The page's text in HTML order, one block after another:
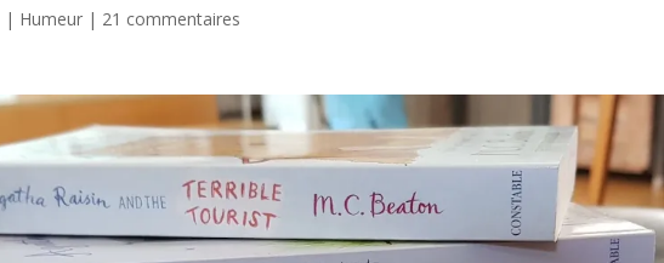
| Humeur | 21 commentaires